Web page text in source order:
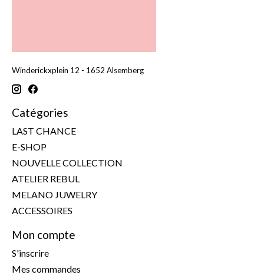
Winderickxplein 12 - 1652 Alsemberg
Catégories
LAST CHANCE
E-SHOP
NOUVELLE COLLECTION
ATELIER REBUL
MELANO JUWELRY
ACCESSOIRES
Mon compte
S'inscrire
Mes commandes